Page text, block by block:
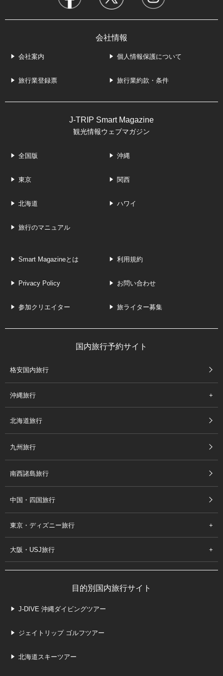
会社情報
会社案内 個人情報保護について
旅行業登録票 旅行業約款・条件
J-TRIP Smart Magazine
観光情報ウェブマガジン
全国版 沖縄
東京 関西
北海道 ハワイ
旅行のマニュアル
Smart Magazineとは 利用規約
Privacy Policy お問い合わせ
参加クリエイター 旅ライター募集
国内旅行予約サイト
格安国内旅行
沖縄旅行
北海道旅行
九州旅行
南西諸島旅行
中国・四国旅行
東京・ディズニー旅行
大阪・USJ旅行
目的別国内旅行サイト
J-DIVE 沖縄ダイビングツアー
ジェイトリップ ゴルフツアー
北海道スキーツアー